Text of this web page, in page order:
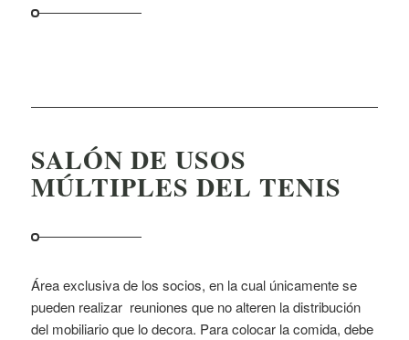
SALÓN DE USOS
MÚLTIPLES DEL TENIS
Área exclusiva de los socios, en la cual únicamente se
pueden realizar reuniones que no alteren la distribución
del mobiliario que lo decora. Para colocar la comida, debe